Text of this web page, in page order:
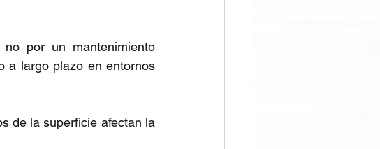
por un mantenimiento
a largo plazo en entornos
de la superficie afectan la